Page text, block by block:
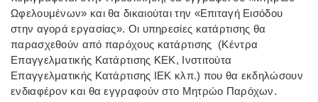
Ωφελουμένων» και θα δικαιούται την «Επιταγή Εισόδου
στην αγορά εργασίας». Οι υπηρεσίες κατάρτισης θα
παρασχεθούν από παρόχους κατάρτισης (Κέντρα
Επαγγελματικής Κατάρτισης ΚΕΚ, Ινστιτούτα
Επαγγελματικής Κατάρτισης ΙΕΚ κλπ.) που θα εκδηλώσουν
ενδιαφέρον και θα εγγραφούν στο Μητρώο Παρόχων.